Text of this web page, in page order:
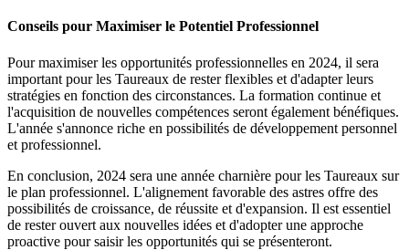
Conseils pour Maximiser le Potentiel Professionnel
Pour maximiser les opportunités professionnelles en 2024, il sera
important pour les Taureaux de rester flexibles et d'adapter leurs
stratégies en fonction des circonstances. La formation continue et
l'acquisition de nouvelles compétences seront également bénéfiques.
L'année s'annonce riche en possibilités de développement personnel
et professionnel.
En conclusion, 2024 sera une année charnière pour les Taureaux sur
le plan professionnel. L'alignement favorable des astres offre des
possibilités de croissance, de réussite et d'expansion. Il est essentiel
de rester ouvert aux nouvelles idées et d'adopter une approche
proactive pour saisir les opportunités qui se présenteront.